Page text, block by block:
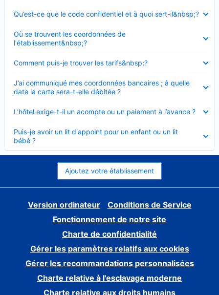
Qu’est-ce que le code confidentiel et à quoi sert-il&nbsp;?
fermé
Où se trouvent les coordonnées de
l'établissement&nbsp;?
fermé
Comment puis-je trouver les tarifs&nbsp;?
fermé
J’ai communiqué mes coordonnées bancaires ; à quelle
date la carte sera-t-elle débitée ?
fermé
L’hôtel exige-t-il un acompte ou un paiement à l’avance ?
fermé
Puis-je avoir un lit d'appoint pour un enfant ou un lit
bébé ?
fermé
Ajoutez votre établissement
Version ordinateur
Conditions de Service
Fonctionnement de notre site
Charte de confidentialité
Gérer les paramètres relatifs aux cookies
Gérer les recommandations personnalisées
Charte relative à l'esclavage moderne
Charte relative aux droits humains